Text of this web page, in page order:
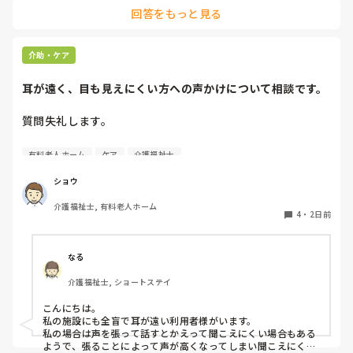
利用者様にとっても良い経験にもなりますね！
回答をもっと見る
介助・ケア
耳が遠く、目も見えにくい方への声かけについて相談です。
質問失礼します。
耳が遠く、目もあまり見えていない利用者様への声かけにつ
現在、私は「大きな声で、ゆっくり耳元でお話しする」とい
う方法で対応しています。
聞き取れると安心していただける方なので何とか理解しても
かり、痛めてしまうことがあります。
みなさんの職場で、このような方と関わる際に工夫している
ことや、喉に負担をかけずに意思疎通ができる良い方法など
よろしくお願いします。
有料老人ホーム ケア 介護福祉士
ショウ
介護福祉士, 有料老人ホーム
4 ・ 2日前
なる
介護福祉士, ショートステイ
こんにちは。
私の施設にも全盲で耳が遠い利用者様がいます。
私の場合は声を張って話すとかえって聞こえにくい場合もある
ようで、張ることによって声が高くなってしまい聞こえにくい